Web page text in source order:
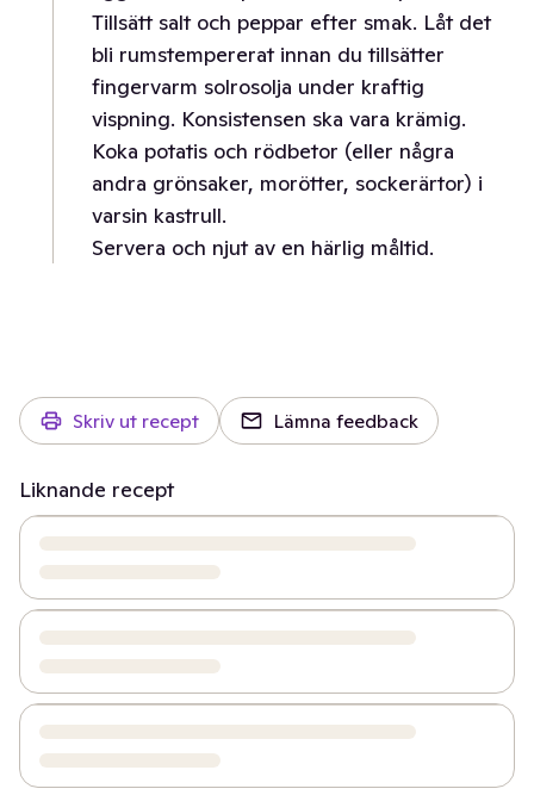
Tillsätt salt och peppar efter smak. Låt det
bli rumstempererat innan du tillsätter
fingervarm solrosolja under kraftig
vispning. Konsistensen ska vara krämig.
Koka potatis och rödbetor (eller några
andra grönsaker, morötter, sockerärtor) i
varsin kastrull.
Servera och njut av en härlig måltid.
Skriv ut recept Lämna feedback
Liknande recept